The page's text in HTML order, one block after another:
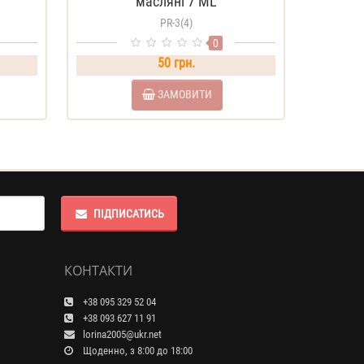
PR-3(4)
0
50 грн.
ЗАМОВИТИ
ПІДПИСАТИСЬ
КОНТАКТИ
+38 095 329 52 04
+38 093 627 11 91
lorina2005@ukr.net
Щоденно, з 8:00 до 18:00